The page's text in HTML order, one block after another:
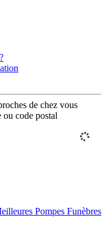
de chez vous
ou code postal
Pompes Funèbres